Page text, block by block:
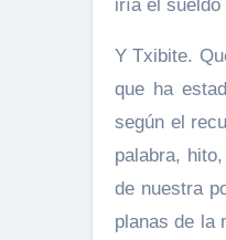
iría el sueldo
Y Txibite.
que ha
según el
palabra,
de nuestra
planas de la